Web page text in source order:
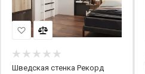
Шведская стенка Рекорд